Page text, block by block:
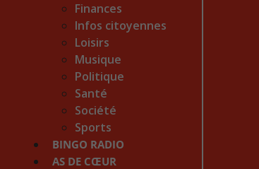
Finances
Infos citoyennes
Loisirs
Musique
Politique
Santé
Société
Sports
BINGO RADIO
AS DE CŒUR